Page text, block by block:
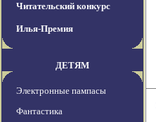
Читательский конкурс
Илья-Премия
ДЕТЯМ
Электронные пампасы
Фантастика